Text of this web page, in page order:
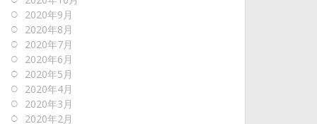
2020年9月
2020年8月
2020年7月
2020年6月
2020年5月
2020年4月
2020年3月
2020年2月